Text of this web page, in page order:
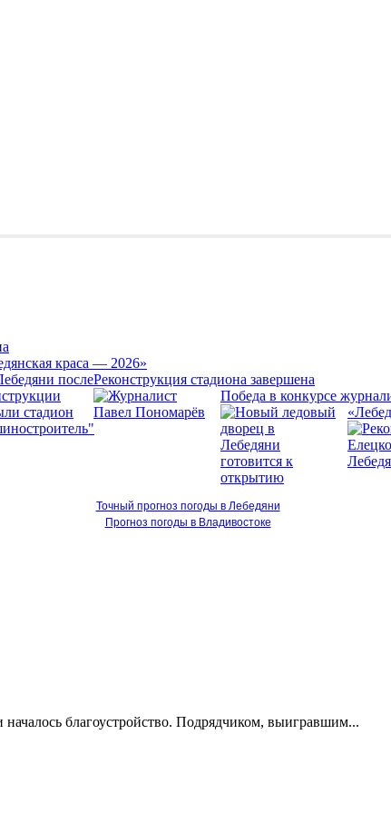
краса — 2026»
Реконструкция стадиона завершена
Победа в конкурсе
Точный прогноз погоды в Лебедяни
Прогноз погоды в Владивостоке
благоустройство. Подрядчиком, выигравшим...